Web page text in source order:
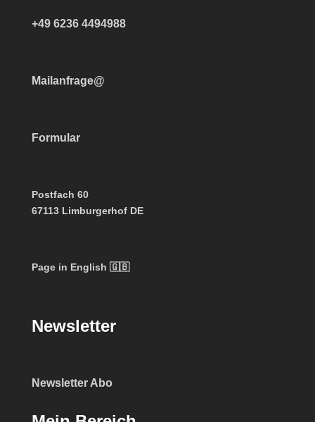
+49 6236 4494988
Mailanfrage@
Formular
Postfach 60
67113 Limburgerhof DE
Page in English 🇬🇧
Newsletter
Newsletter Abo